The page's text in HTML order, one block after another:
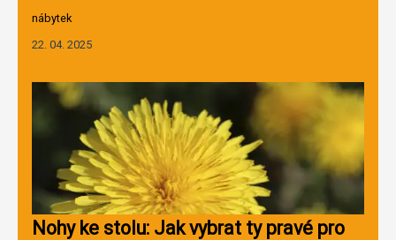
nábytek
22. 04. 2025
Nohy ke stolu: Jak vybrat ty pravé pro